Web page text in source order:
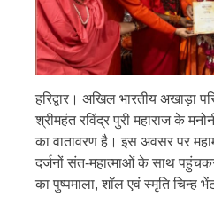
हरिद्वार। अखिल भारतीय अखाड़ा
श्रीमहंत रविंद्र पुरी महाराज के
का वातावरण है। इस अवसर पर
दर्जनों संत-महात्माओं के साथ
का पुष्पमाला, शॉल एवं स्मृति चिन्ह